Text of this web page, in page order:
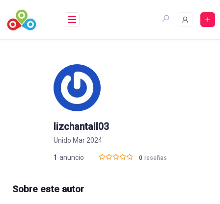
contenido
lizchantall03
Unido Mar 2024
1 anuncio 0 reseñas
Sobre este autor